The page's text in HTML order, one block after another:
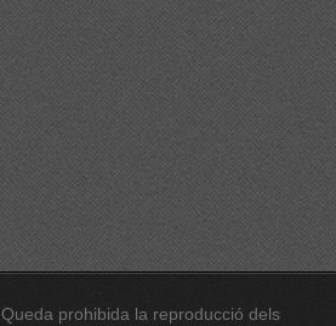
Queda prohibida la reproducció dels